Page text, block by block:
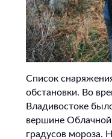
Список
обстановки. Во
Владивостоке
вершине
градусов мороза.